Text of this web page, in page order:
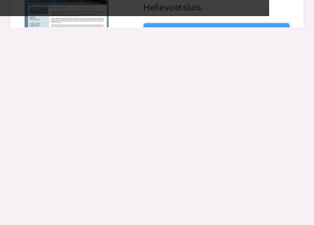
Hellevoetsluis.